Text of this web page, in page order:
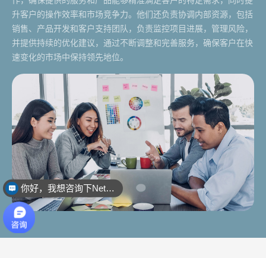
升客户的操作效率和市场竞争力。他们还负责协调内部资源，包括
销售、产品开发和客户支持团队，负责监控项目进展，管理风险，
并提供持续的优化建议，通过不断调整和完善服务，确保客户在快
速变化的市场中保持领先地位。
你好，我想咨询下NetSuite